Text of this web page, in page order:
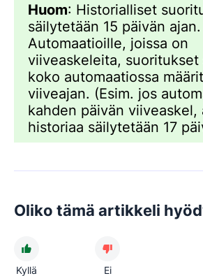
Huom: Historialliset
säilytetään 15 päivän ajan.
Automaatioille, joissa on
viiveaskeleita, suoritukset
koko automaatiossa
viiveajan. (Esim. jos
kahden päivän viiveaskel,
historiaa säilytetään 17
Oliko tämä artikkeli
Kyllä Ei